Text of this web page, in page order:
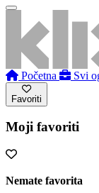
Početna Svi
Favoriti
Moji favoriti
Nemate favorita